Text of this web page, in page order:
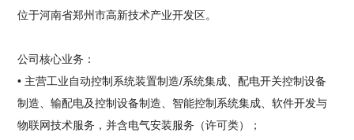
位于河南省郑州市高新技术产业开发区。
公司核心业务：
• 主营工业自动控制系统装置制造/系统集成、配电开关控制设备
制造、输配电及控制设备制造、智能控制系统集成、软件开发与
物联网技术服务，并含电气安装服务（许可类）；